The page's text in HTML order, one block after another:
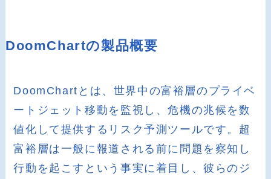
DoomChartの製品概要
DoomChartとは、世界中の富裕層のプライベ
ートジェット移動を監視し、危機の兆候を数
値化して提供するリスク予測ツールです。超
富裕層は一般に報道される前に問題を察知し
行動を起こすという事実に着目し、彼らのジ